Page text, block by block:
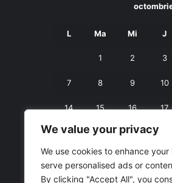
We value your privacy
We use cookies to enhance
serve personalised ads or
By clicking "Accept All", you
L Ma Mi J
1 2 3
7 8 9 10
14 15 16 17
21 22 23
28 29 30 31